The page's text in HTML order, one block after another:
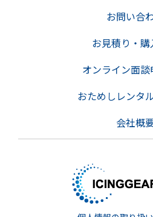
お問い合
お見積り・
オンライン面
おためしレンタ
会社概